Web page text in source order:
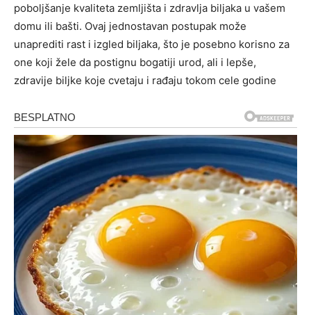
poboljšanje kvaliteta zemljišta i zdravlja biljaka u vašem
domu ili bašti. Ovaj jednostavan postupak može
unaprediti rast i izgled biljaka, što je posebno korisno za
one koji žele da postignu bogatiji urod, ali i lepše,
zdravije biljke koje cvetaju i rađaju tokom cele godine